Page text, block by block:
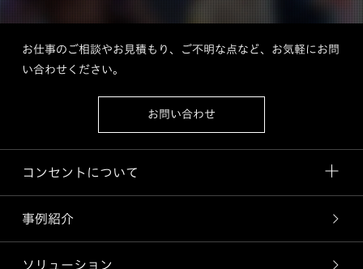
お仕事のご相談やお見積もり、ご不明な点など、お気軽にお問
い合わせください。
お問い合わせ
コンセントについて
事例紹介
ソリューション